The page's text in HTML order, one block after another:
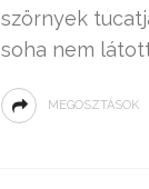
szörnyek
soha nem
MEGOSZTÁSOK